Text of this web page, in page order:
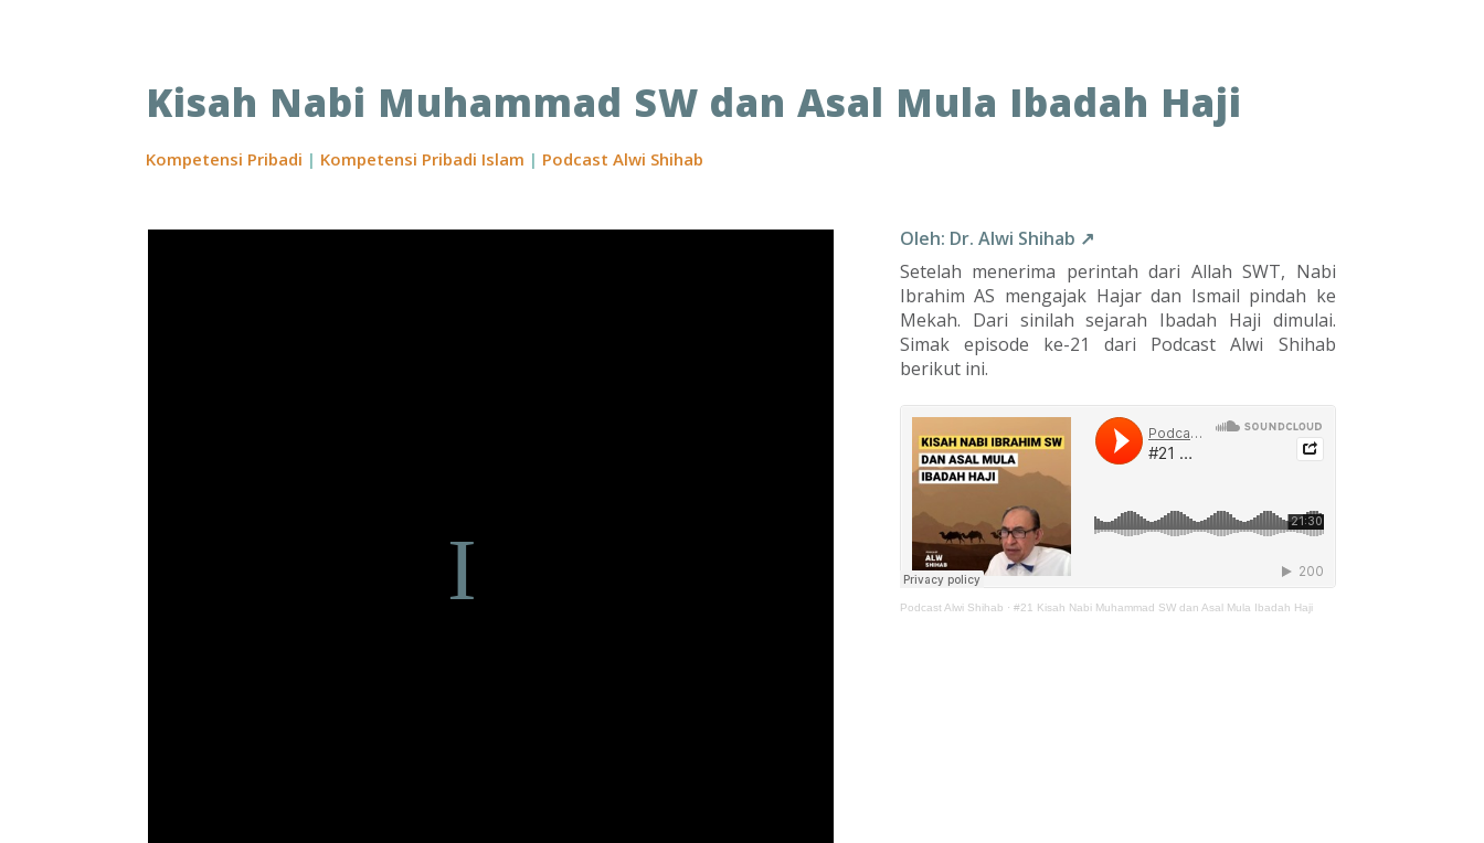
Kisah Nabi Muhammad SW dan Asal Mula Ibadah Haji
Kompetensi Pribadi | Kompetensi Pribadi Islam | Podcast Alwi Shihab
Oleh: Dr. Alwi Shihab ↗
Setelah menerima perintah dari Allah SWT, Nabi
Ibrahim AS mengajak Hajar dan Ismail pindah ke
Mekah. Dari sinilah sejarah Ibadah Haji dimulai.
Simak episode ke-21 dari Podcast Alwi Shihab
berikut ini.
Podcast Alwi Shihab · #21 Kisah Nabi Muhammad SW dan Asal Mula Ibadah Haji